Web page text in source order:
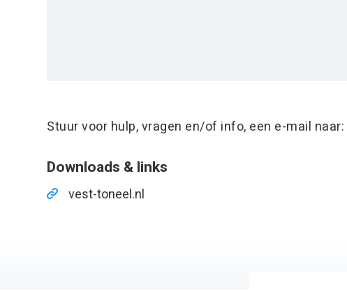
Stuur voor hulp, vragen en/of info, een e-mail naar:
Downloads & links
vest-toneel.nl